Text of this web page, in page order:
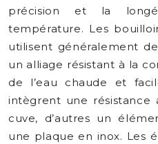
précision et la
température. Les
utilisent généralement
un alliage résistant à la
de l’eau chaude et
intègrent une
cuve, d’autres un
une plaque en inox. Les